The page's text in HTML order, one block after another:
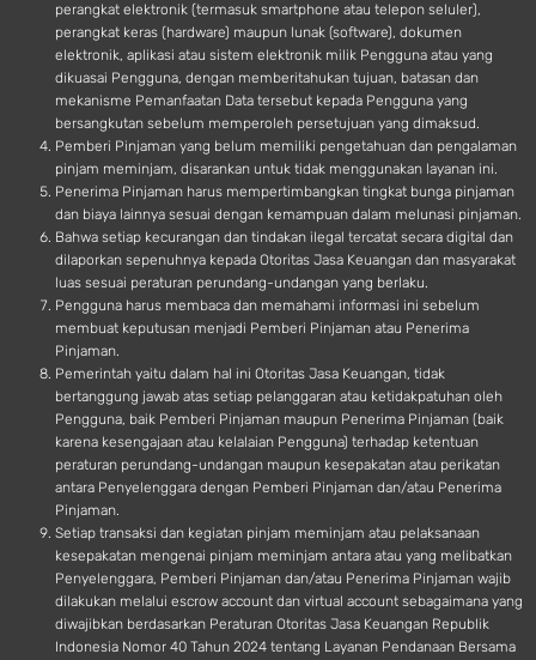
perangkat elektronik (termasuk smartphone atau telepon seluler),
perangkat keras (hardware) maupun lunak (software), dokumen
elektronik, aplikasi atau sistem elektronik milik Pengguna atau yang
dikuasai Pengguna, dengan memberitahukan tujuan, batasan dan
mekanisme Pemanfaatan Data tersebut kepada Pengguna yang
bersangkutan sebelum memperoleh persetujuan yang dimaksud.
Pemberi Pinjaman yang belum memiliki pengetahuan dan pengalaman
pinjam meminjam, disarankan untuk tidak menggunakan layanan ini.
Penerima Pinjaman harus mempertimbangkan tingkat bunga pinjaman
dan biaya lainnya sesuai dengan kemampuan dalam melunasi pinjaman.
Bahwa setiap kecurangan dan tindakan ilegal tercatat secara digital dan
dilaporkan sepenuhnya kepada Otoritas Jasa Keuangan dan masyarakat
luas sesuai peraturan perundang-undangan yang berlaku.
Pengguna harus membaca dan memahami informasi ini sebelum
membuat keputusan menjadi Pemberi Pinjaman atau Penerima
Pinjaman.
Pemerintah yaitu dalam hal ini Otoritas Jasa Keuangan, tidak
bertanggung jawab atas setiap pelanggaran atau ketidakpatuhan oleh
Pengguna, baik Pemberi Pinjaman maupun Penerima Pinjaman (baik
karena kesengajaan atau kelalaian Pengguna) terhadap ketentuan
peraturan perundang-undangan maupun kesepakatan atau perikatan
antara Penyelenggara dengan Pemberi Pinjaman dan/atau Penerima
Pinjaman.
Setiap transaksi dan kegiatan pinjam meminjam atau pelaksanaan
kesepakatan mengenai pinjam meminjam antara atau yang melibatkan
Penyelenggara, Pemberi Pinjaman dan/atau Penerima Pinjaman wajib
dilakukan melalui escrow account dan virtual account sebagaimana yang
diwajibkan berdasarkan Peraturan Otoritas Jasa Keuangan Republik
Indonesia Nomor 40 Tahun 2024 tentang Layanan Pendanaan Bersama